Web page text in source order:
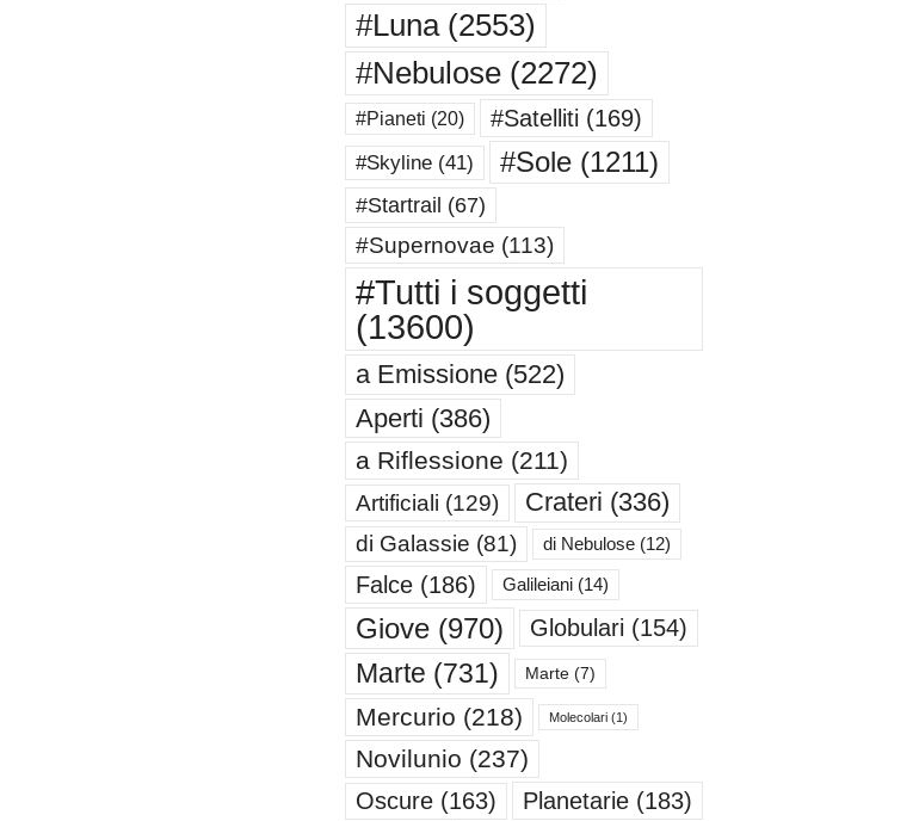
#Luna(2553)
#Nebulose(2272)
#Pianeti (20) #Satelliti (169)
#Skyline(41) #Sole(1211)
#Startrail (67)
#Supernovae (113)
#Tutti i soggetti
(13600)
a Emissione(522)
Aperti (386)
a Riflessione (211)
Artificiali (129) Crateri (336)
di Galassie (81) di Nebulose(12)
Falce(186) Galileiani(14)
Giove(970) Globulari (154)
Marte (731) Marte(7)
Mercurio (218) Molecolari(1)
Novilunio (237)
Oscure(163) Planetarie(183)